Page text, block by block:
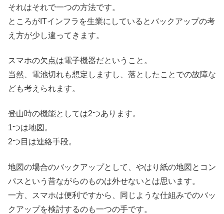
それはそれで一つの方法です。
ところがITインフラを生業にしているとバックアップの考
え方が少し違ってきます。
スマホの欠点は電子機器だということ。
当然、電池切れも想定しますし、落としたことでの故障な
ども考えられます。
登山時の機能としては2つあります。
1つは地図。
2つ目は連絡手段。
地図の場合のバックアップとして、やはり紙の地図とコン
パスという昔ながらのものは外せないとは思います。
一方、スマホは便利ですから、同じような仕組みでのバッ
クアップを検討するのも一つの手です。